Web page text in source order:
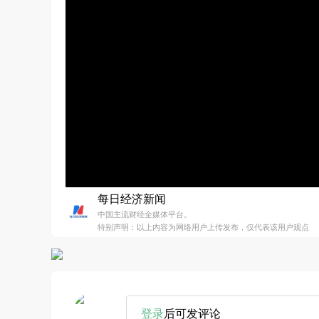
每日经济新闻
中国主流财经全媒体平台。
特别声明：以上内容为网络用户上传发布，仅代表该用户观点
登录后可发评论